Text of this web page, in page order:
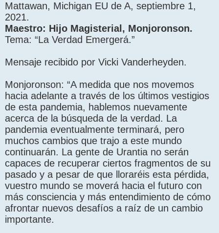
Mattawan, Michigan EU de A, septiembre 1,
2021.
Maestro: Hijo Magisterial, Monjoronson.
Tema: “La Verdad Emergerá.”
Mensaje recibido por Vicki Vanderheyden.
Monjoronson: “A medida que nos movemos
hacia adelante a través de los últimos vestigios
de esta pandemia, hablemos nuevamente
acerca de la búsqueda de la verdad. La
pandemia eventualmente terminará, pero
muchos cambios que trajo a este mundo
continuarán. La gente de Urantia no serán
capaces de recuperar ciertos fragmentos de su
pasado y a pesar de que lloraréis esta pérdida,
vuestro mundo se moverá hacia el futuro con
más consciencia y más entendimiento de cómo
afrontar nuevos desafíos a raíz de un cambio
importante.